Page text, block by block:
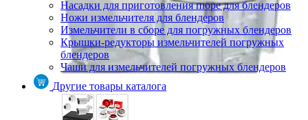
Насадки для приготовления пюре для блендеров
Ножи измельчителя для блендеров
Измельчители в сборе для погружных блендеров
Крышки-редукторы измельчителей погружных
блендеров
Чаши для измельчителей погружных блендеров
Другие товары каталога